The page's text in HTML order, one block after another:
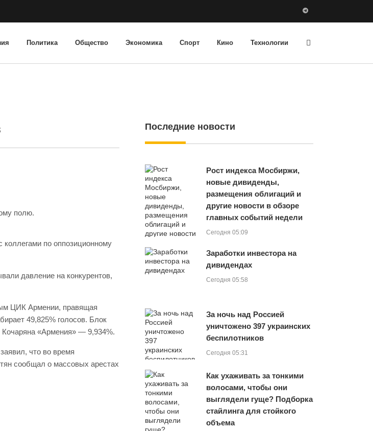
Политика Общество Экономика Спорт Кино Технологии
полю.
по оппозиционному
давление на конкурентов,
ЦИК Армении, правящая
49,825% голосов. Блок
«Армения» — 9,934%.
что во время
сообщал о массовых арестах
Последние новости
Рост индекса Мосбиржи,
новые дивиденды,
размещения облигаций и
другие новости в обзоре
главных событий недели
Сегодня 05:09
Заработки инвестора на
дивидендах
Сегодня 05:58
За ночь над Россией
уничтожено 397 украинских
беспилотников
Сегодня 05:31
Как ухаживать за тонкими
волосами, чтобы они
выглядели гуще? Подборка
стайлинга для стойкого
объема